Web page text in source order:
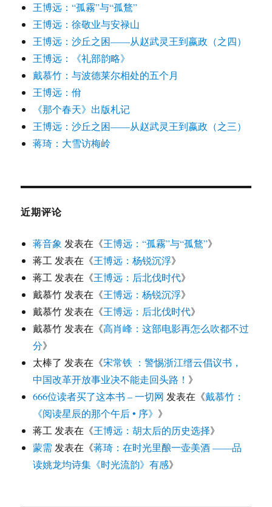
王博远：“孤霧”与“孤鶩”
王博远：徐敬业与安禄山
王博远：沙丘之困——从赵武灵王到嬴政（之四）
王博远：《礼部韵略》
戴慕竹：与波德莱尔相处的五个月
王博远：佾
《那个春天》出版札记
王博远：沙丘之困——从赵武灵王到嬴政（之三）
蒋琦：大雪访梅岭
近期评论
蒋音象 发表在《王博远：“孤霧”与“孤鶩”》
蒋工发表在《王博远：杨锐沉浮》
蒋工发表在《王博远：后北伐时代》
戴慕竹发表在《王博远：杨锐沉浮》
戴慕竹发表在《王博远：后北伐时代》
戴慕竹发表在《高肖峰：这部电影再怎么吹都不过
分》
太棒了 发表在《宋常铁 ：警惕浙江缙云倡议书，
中国改革开放事业决不能走回头路！ 》
666位读者买了这本书 – 一切网 发表在《戴慕竹：
《阅读星辰的那个午后 • 序》 》
蒋工发表在《王博远：胡太后的历史选择》
蒙需发表在《蒋琦：在时光里酿一壶美酒 ——品
读姚龙均诗集《时光流韵》有感》